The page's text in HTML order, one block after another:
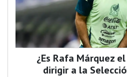
¿Es Rafa Márquez
dirigir a la